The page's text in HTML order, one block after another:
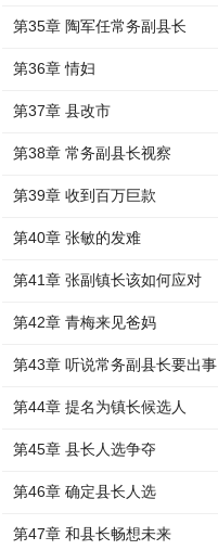
第35章 陶军任常务副县长
第36章 情妇
第37章 县改市
第38章 常务副县长视察
第39章 收到百万巨款
第40章 张敏的发难
第41章 张副镇长该如何应对
第42章 青梅来见爸妈
第43章 听说常务副县长要出事
第44章 提名为镇长候选人
第45章 县长人选争夺
第46章 确定县长人选
第47章 和县长畅想未来